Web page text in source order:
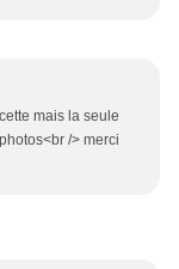
mais la seule
/> merci